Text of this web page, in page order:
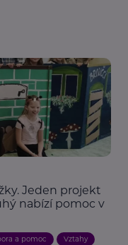
Jeden projekt
nabízí pomoc v
a pomoc Vztahy